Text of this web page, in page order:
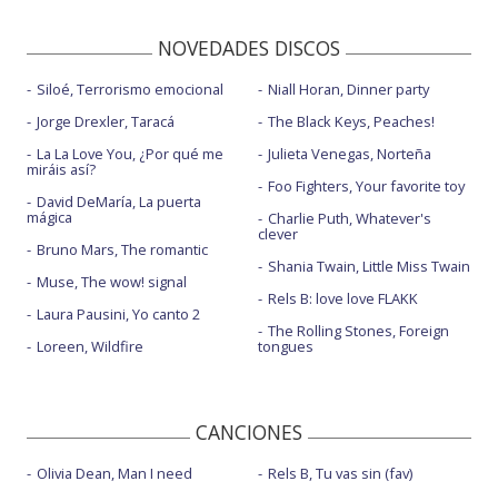
NOVEDADES DISCOS
Siloé, Terrorismo emocional
Jorge Drexler, Taracá
La La Love You, ¿Por qué me
miráis así?
David DeMaría, La puerta
mágica
Bruno Mars, The romantic
Muse, The wow! signal
Laura Pausini, Yo canto 2
Loreen, Wildfire
Niall Horan, Dinner party
The Black Keys, Peaches!
Julieta Venegas, Norteña
Foo Fighters, Your favorite toy
Charlie Puth, Whatever's
clever
Shania Twain, Little Miss Twain
Rels B: love love FLAKK
The Rolling Stones, Foreign
tongues
CANCIONES
Olivia Dean, Man I need Rels B, Tu vas sin (fav)